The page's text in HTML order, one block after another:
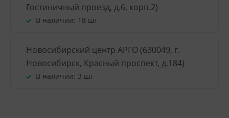
Гостиничный проезд, д.6, корп.2)
В наличии: 18 шт
Новосибирский центр АРГО (630049, г.
Новосибирск, Красный проспект, д.184)
В наличии: 3 шт